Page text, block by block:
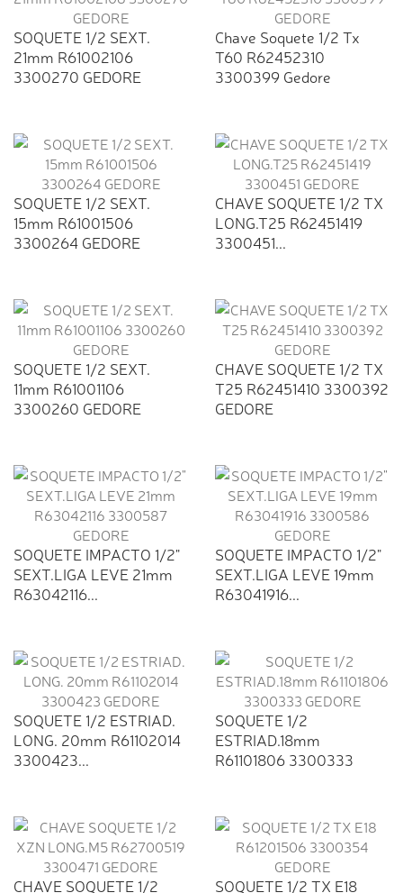
SOQUETE 1/2 SEXT.
21mm R61002106
3300270 GEDORE
Chave Soquete 1/2 Tx
T60 R62452310
3300399 Gedore
SOQUETE 1/2 SEXT.
15mm R61001506
3300264 GEDORE
CHAVE SOQUETE 1/2 TX
LONG.T25 R62451419
3300451...
SOQUETE 1/2 SEXT.
11mm R61001106
3300260 GEDORE
CHAVE SOQUETE 1/2 TX
T25 R62451410 3300392
GEDORE
SOQUETE IMPACTO 1/2"
SEXT.LIGA LEVE 21mm
R63042116...
SOQUETE IMPACTO 1/2"
SEXT.LIGA LEVE 19mm
R63041916...
SOQUETE 1/2 ESTRIAD.
LONG. 20mm R61102014
3300423...
SOQUETE 1/2
ESTRIAD.18mm
R61101806 3300333
CHAVE SOQUETE 1/2
SOQUETE 1/2 TX E18